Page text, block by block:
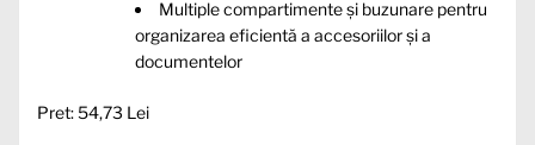
Multiple compartimente și buzunare pentru
organizarea eficientă a accesoriilor și a
documentelor
Pret: 54,73 Lei